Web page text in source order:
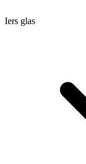
Iers glas